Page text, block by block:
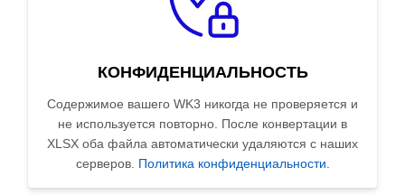
КОНФИДЕНЦИАЛЬНОСТЬ
Содержимое вашего WK3 никогда не проверяется и
не используется повторно. После конвертации в
XLSX оба файла автоматически удаляются с наших
серверов. Политика конфиденциальности.